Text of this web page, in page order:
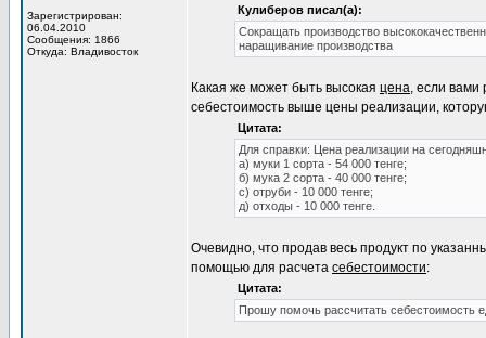
Зарегистрирован:
06.04.2010
Сообщения: 1866
Откуда: Владивосток
Кулиберов писал(а):
Сокращать производство
наращивание производства
Какая же может быть высокая цена, если вами
себестоимость выше цены реализации,
Цитата:
Для справки: Цена реализации на
а) муки 1 сорта - 54 000 тенге;
б) мука 2 сорта - 40 000 тенге;
с) отруби - 10 000 тенге;
д) отходы - 10 000 тенге.
Очевидно, что продав весь продукт по
помощью для расчета себестоимости:
Цитата:
Прошу помочь рассчитать себестоимость